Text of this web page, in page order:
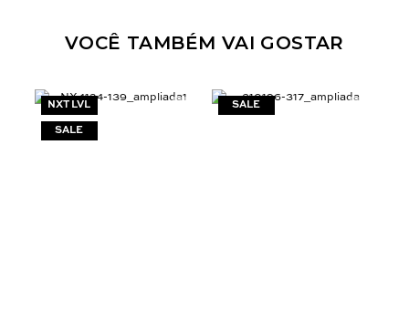
VOCÊ TAMBÉM VAI GOSTAR
NXT LVL